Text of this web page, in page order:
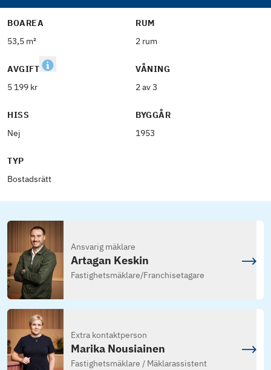
BOAREA
53,5 m²
RUM
2 rum
AVGIFT
5 199 kr
VÅNING
2 av 3
HISS
Nej
BYGGÅR
1953
TYP
Bostadsrätt
Ansvarig mäklare
Artagan Keskin
Fastighetsmäklare/Franchisetagare
Extra kontaktperson
Marika Nousiainen
Fastighetsmäklare / Mäklarassistent